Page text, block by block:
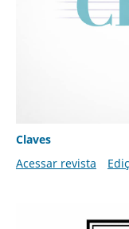
Claves
Acessar revista